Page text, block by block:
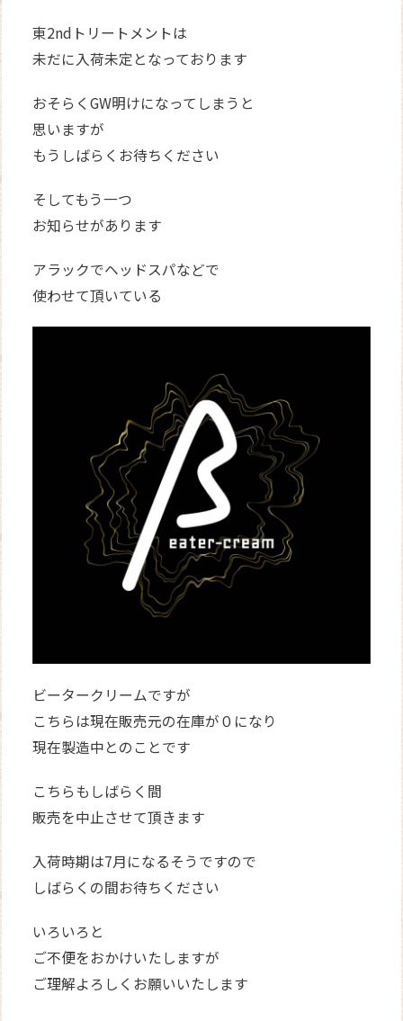
東2ndトリートメントは
未だに入荷未定となっております
おそらくGW明けになってしまうと
思いますが
もうしばらくお待ちください
そしてもう一つ
お知らせがあります
アラックでヘッドスパなどで
使わせて頂いている
ビータークリームですが
こちらは現在販売元の在庫が０になり
現在製造中とのことです
こちらもしばらく間
販売を中止させて頂きます
入荷時期は7月になるそうですので
しばらくの間お待ちください
いろいろと
ご不便をおかけいたしますが
ご理解よろしくお願いいたします